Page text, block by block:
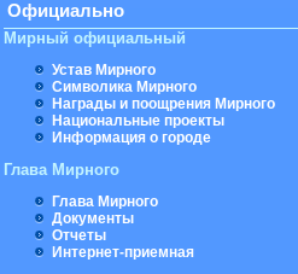
Официально
Мирный официальный
Устав Мирного
Символика Мирного
Награды и поощрения Мирного
Национальные проекты
Информация о городе
Глава Мирного
Глава Мирного
Документы
Отчеты
Интернет-приемная